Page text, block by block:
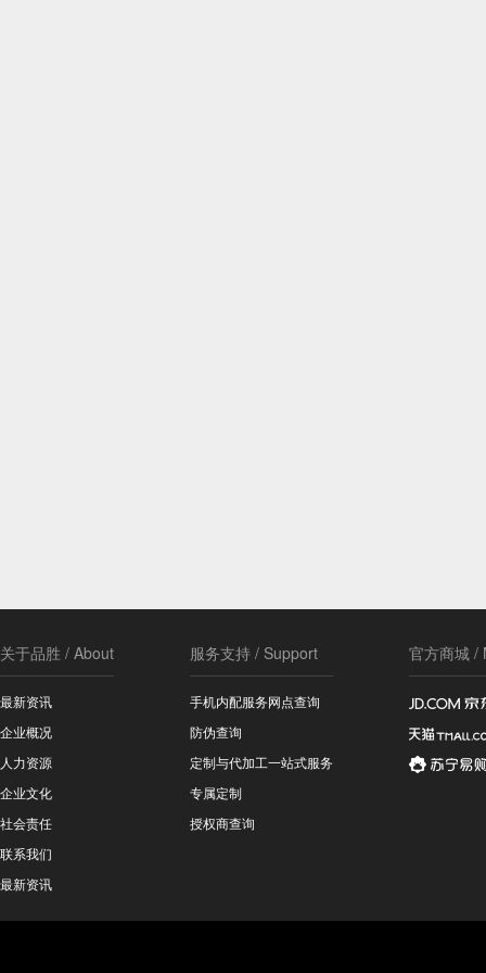
关于品胜 / About
最新资讯
企业概况
人力资源
企业文化
社会责任
联系我们
最新资讯
服务支持 / Support
手机内配服务网点查询
防伪查询
定制与代加工一站式服务
专属定制
授权商查询
官方商城 /